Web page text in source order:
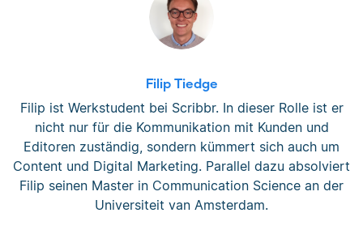
Filip Tiedge
Filip ist Werkstudent bei Scribbr. In dieser Rolle ist er
nicht nur für die Kommunikation mit Kunden und
Editoren zuständig, sondern kümmert sich auch um
Content und Digital Marketing. Parallel dazu absolviert
Filip seinen Master in Communication Science an der
Universiteit van Amsterdam.